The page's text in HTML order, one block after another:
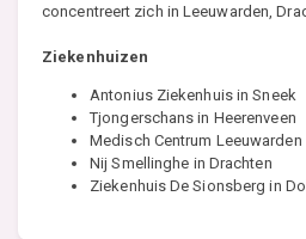
concentreert zich in Leeuwarden,
Ziekenhuizen
Antonius Ziekenhuis in Sneek
Tjongerschans in Heerenveen
Medisch Centrum Leeuwarden
Nij Smellinghe in Drachten
Ziekenhuis De Sionsberg in